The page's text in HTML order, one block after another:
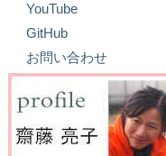
YouTube
GitHub
お問い合わせ